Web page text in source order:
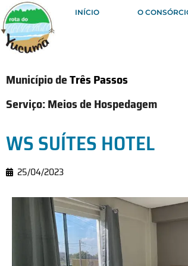
INÍCIO O
Município deTrês Passos
Serviço:Meios de Hospedagem
WS SUÍTES HOTEL
25/04/2023